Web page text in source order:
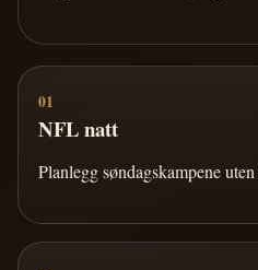
01
NFL natt
Planlegg søndagskampene